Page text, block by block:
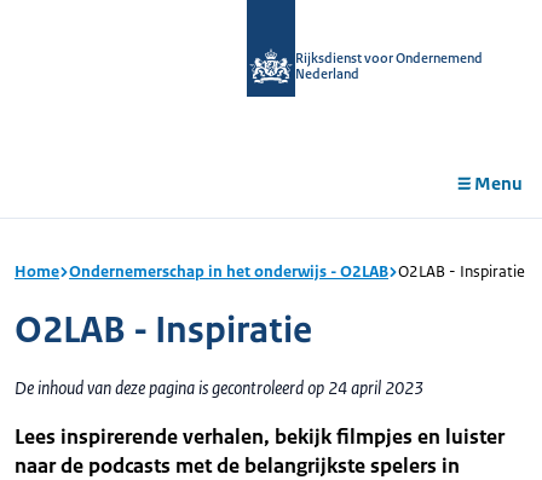
Rijksdienst voor Ondernemend
Nederland
Menu
Home Ondernemerschap in het onderwijs - O2LAB O2LAB - Inspiratie
O2LAB - Inspiratie
De inhoud van deze pagina is gecontroleerd op 24 april 2023
Lees inspirerende verhalen, bekijk filmpjes en luister
naar de podcasts met de belangrijkste spelers in